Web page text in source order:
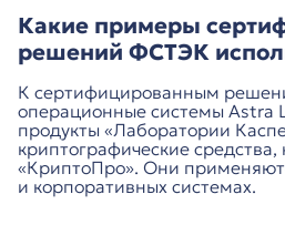
Какие примеры
решений ФСТЭК
К сертифицированным
операционные системы Astra
продукты «Лаборатории
криптографические
«КриптоПро». Они
и корпоративных системах.